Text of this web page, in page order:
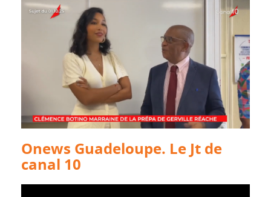
Onews Guadeloupe. Le Jt de
canal 10